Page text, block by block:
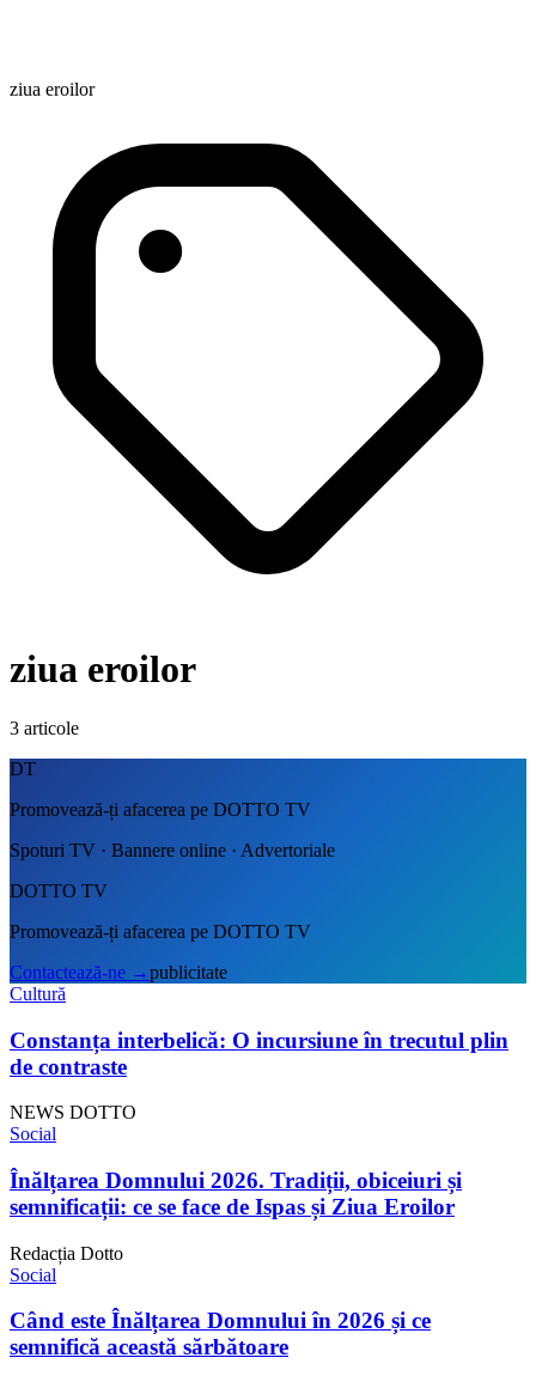
ziua eroilor
ziua eroilor
3 articole
DT
Promovează-ți afacerea pe DOTTO TV
Spoturi TV · Bannere online · Advertoriale
DOTTO TV
Promovează-ți afacerea pe DOTTO TV
Contactează-ne →publicitate
Cultură
Constanța interbelică: O incursiune în trecutul plin
de contraste
NEWS DOTTO
Social
Înălțarea Domnului 2026. Tradiții, obiceiuri și
semnificații: ce se face de Ispas și Ziua Eroilor
Redacția Dotto
Social
Când este Înălțarea Domnului în 2026 și ce
semnifică această sărbătoare